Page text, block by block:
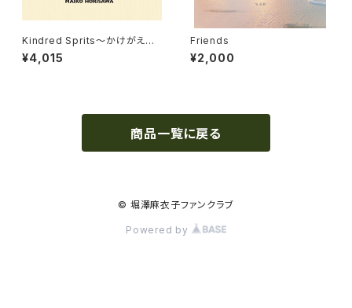
Kindred Sprits〜かけがえの
ないもの〜豪華版 [CD+DVD]
¥4,015
Friends
¥2,000
商品一覧に戻る
© 堀澤麻衣子ファンクラブ
Powered by